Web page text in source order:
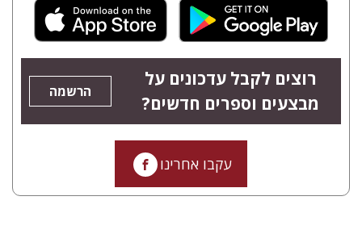
רוצים לקבל עדכונים על
מבצעים וספרים חדשים?
הרשמה
עקבו אחרינו